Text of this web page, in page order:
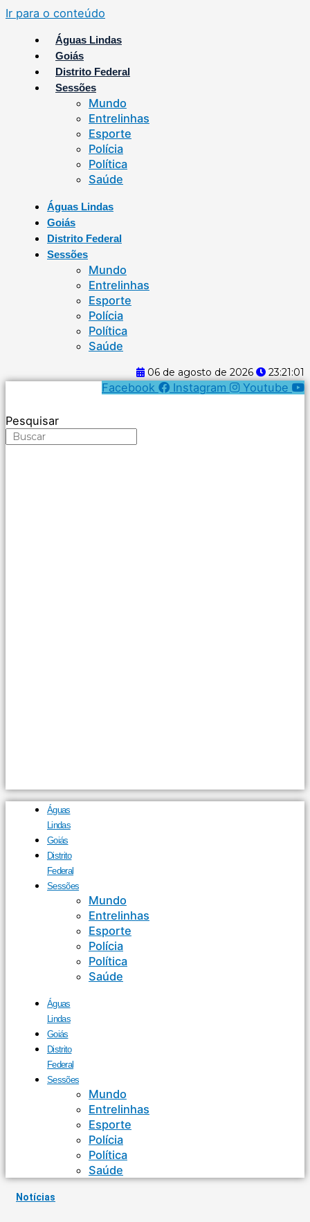
Ir para o conteúdo
Águas Lindas
Goiás
Distrito Federal
Sessões
Mundo
Entrelinhas
Esporte
Polícia
Política
Saúde
Águas Lindas
Goiás
Distrito Federal
Sessões
Mundo
Entrelinhas
Esporte
Polícia
Política
Saúde
06 de agosto de 2026 23:21:01
Facebook Instagram Youtube
Pesquisar
Águas
Lindas
Goiás
Distrito
Federal
Sessões
Mundo
Entrelinhas
Esporte
Polícia
Política
Saúde
Águas
Lindas
Goiás
Distrito
Federal
Sessões
Mundo
Entrelinhas
Esporte
Polícia
Política
Saúde
Notícias